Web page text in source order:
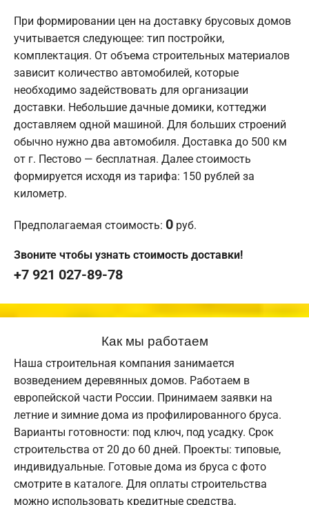
При формировании цен на доставку брусовых домов
учитывается следующее: тип постройки,
комплектация. От объема строительных материалов
зависит количество автомобилей, которые
необходимо задействовать для организации
доставки. Небольшие дачные домики, коттеджи
доставляем одной машиной. Для больших строений
обычно нужно два автомобиля. Доставка до 500 км
от г. Пестово — бесплатная. Далее стоимость
формируется исходя из тарифа: 150 рублей за
километр.
Предполагаемая стоимость: 0 руб.
Звоните чтобы узнать стоимость доставки!
+7 921 027-89-78
Как мы работаем
Наша строительная компания занимается
возведением деревянных домов. Работаем в
европейской части России. Принимаем заявки на
летние и зимние дома из профилированного бруса.
Варианты готовности: под ключ, под усадку. Срок
строительства от 20 до 60 дней. Проекты: типовые,
индивидуальные. Готовые дома из бруса с фото
смотрите в каталоге. Для оплаты строительства
можно использовать кредитные средства,